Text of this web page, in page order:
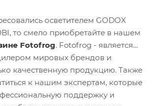
осветителем GODOX
то смело приобретайте в нашем
Fotofrog. Fotofrog - является
мировых брендов и
качественную продукцию. Также
к нашим экспертам, которые
поддержку и